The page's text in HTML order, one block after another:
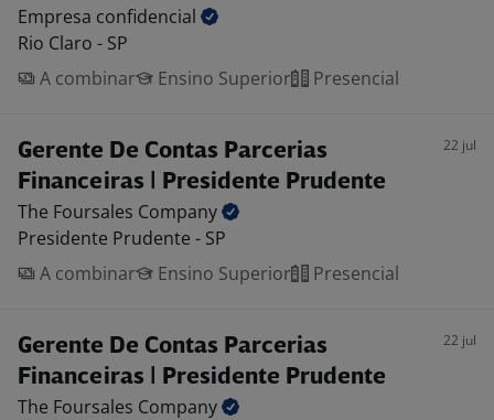
Empresa confidencial
Rio Claro - SP
A combinar
Ensino Superior Presencial
Gerente De Contas Parcerias
Financeiras | Presidente Prudente
22 jul
The Foursales Company
Presidente Prudente - SP
A combinar
Ensino Superior Presencial
Gerente De Contas Parcerias
Financeiras | Presidente Prudente
22 jul
The Foursales Company